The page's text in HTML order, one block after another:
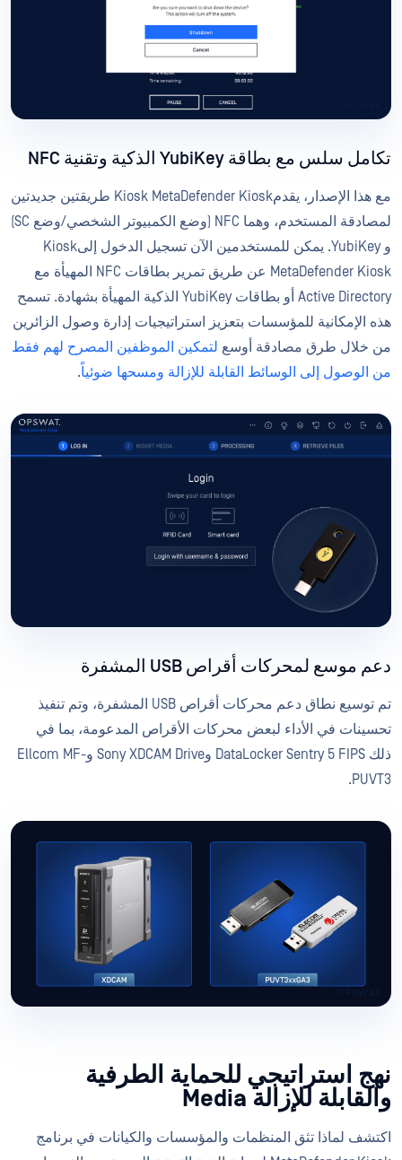
تكامل سلس مع بطاقة YubiKey الذكية وتقنية NFC
مع هذا الإصدار، يقدمKiosk MetaDefender Kiosk طريقتين جديدتين
لمصادقة المستخدم، وهما NFC (وضع الكمبيوتر الشخصي/وضع SC)
و YubiKey. يمكن للمستخدمين الآن تسجيل الدخول إلىKiosk
MetaDefender Kiosk عن طريق تمرير بطاقات NFC المهيأة مع
Active Directory أو بطاقات YubiKey الذكية المهيأة بشهادة. تسمح
هذه الإمكانية للمؤسسات بتعزيز استراتيجيات إدارة وصول الزائرين
من خلال طرق مصادقة أوسع لتمكين الموظفين المصرح لهم فقط
من الوصول إلى الوسائط القابلة للإزالة ومسحها ضوئياً.
دعم موسع لمحركات أقراص USB المشفرة
تم توسيع نطاق دعم محركات أقراص USB المشفرة، وتم تنفيذ
تحسينات في الأداء لبعض محركات الأقراص المدعومة، بما في
ذلك DataLocker Sentry 5 FIPS وSony XDCAM Drive وEllcom MF-
PUVT3.
نهج استراتيجي للحماية الطرفية
والقابلة للإزالة Media
اكتشف لماذا تثق المنظمات والمؤسسات والكيانات في برنامج